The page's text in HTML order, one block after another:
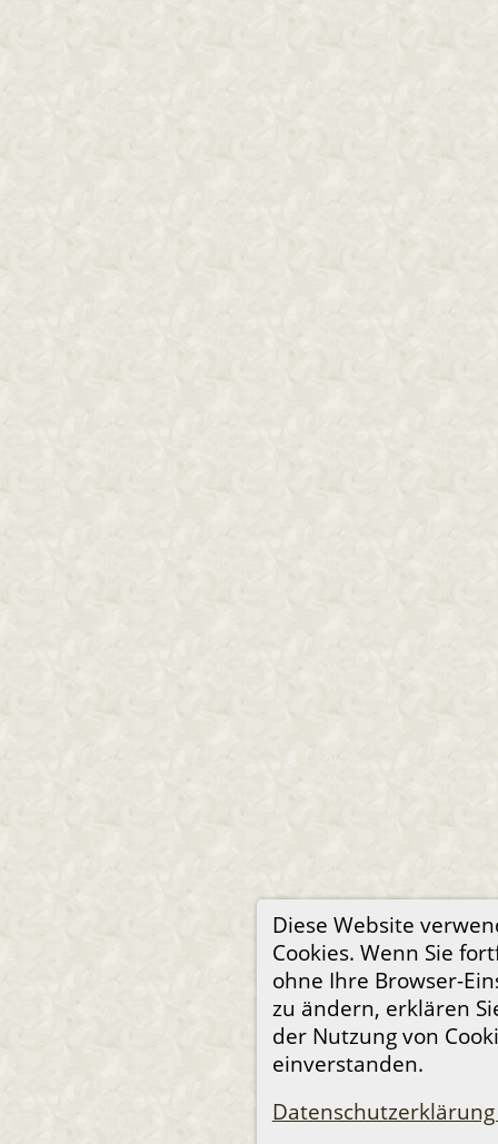
Diese Website
Cookies. Wenn Sie
ohne Ihre Browser-
zu ändern, erklären
der Nutzung von
einverstanden.